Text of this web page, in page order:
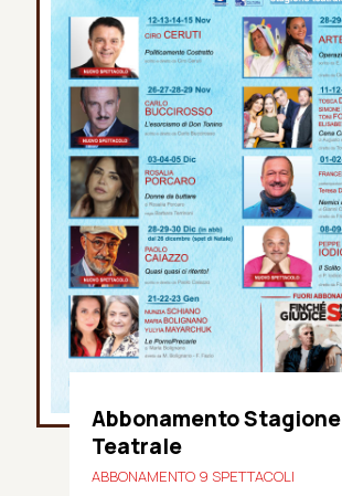
Abbonamento Stagione
Teatrale
ABBONAMENTO 9 SPETTACOLI